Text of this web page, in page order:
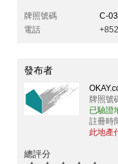
牌照號碼
C-
電話
發布者
牌照號
已驗證
註冊時
此地產
總評分